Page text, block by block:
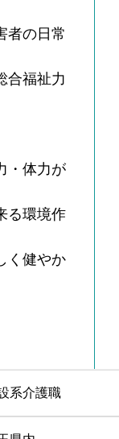
者の日常
合福祉力
・体力が
る環境作
く健やか
系介護職